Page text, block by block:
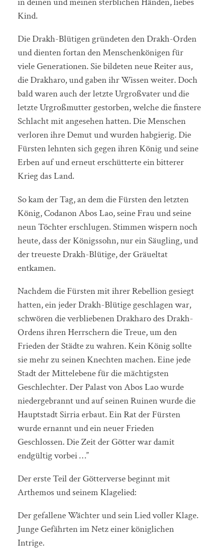
Kind.
Die Drakh-Blütigen gründeten den Drakh-Orden
und dienten fortan den Menschenkönigen für
viele Generationen. Sie bildeten neue Reiter aus,
die Drakharo, und gaben ihr Wissen weiter. Doch
bald waren auch der letzte Urgroßvater und die
letzte Urgroßmutter gestorben, welche die finstere
Schlacht mit angesehen hatten. Die Menschen
verloren ihre Demut und wurden habgierig. Die
Fürsten lehnten sich gegen ihren König und seine
Erben auf und erneut erschütterte ein bitterer
Krieg das Land.
So kam der Tag, an dem die Fürsten den letzten
König, Codanon Abos Lao, seine Frau und seine
neun Töchter erschlugen. Stimmen wispern noch
heute, dass der Königssohn, nur ein Säugling, und
der treueste Drakh-Blütige, der Gräueltat
entkamen.
Nachdem die Fürsten mit ihrer Rebellion gesiegt
hatten, ein jeder Drakh-Blütige geschlagen war,
schwören die verbliebenen Drakharo des Drakh-
Ordens ihren Herrschern die Treue, um den
Frieden der Städte zu wahren. Kein König sollte
sie mehr zu seinen Knechten machen. Eine jede
Stadt der Mittelebene für die mächtigsten
Geschlechter. Der Palast von Abos Lao wurde
niedergebrannt und auf seinen Ruinen wurde die
Hauptstadt Sirria erbaut. Ein Rat der Fürsten
wurde ernannt und ein neuer Frieden
Geschlossen. Die Zeit der Götter war damit
endgültig vorbei …”
Der erste Teil der Götterverse beginnt mit
Arthemos und seinem Klagelied:
Der gefallene Wächter und sein Lied voller Klage.
Junge Gefährten im Netz einer königlichen
Intrige.